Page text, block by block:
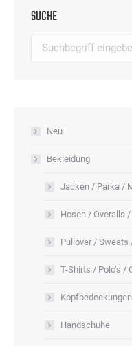
SUCHE
Neu
Bekleidung
Jacken / Parka /
Hosen / Overalls
Pullover / Sweats
T-Shirts / Polo’s /
Kopfbedeckungen
Handschuhe